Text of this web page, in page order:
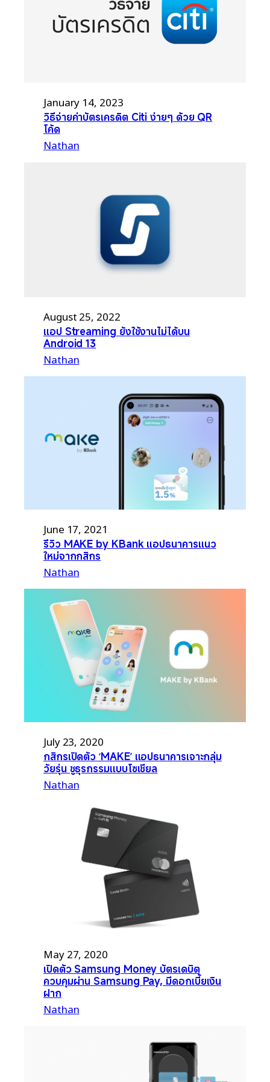
January 14, 2023
วิธีจ่ายค่าบัตรเครดิต Citi ง่ายๆ ด้วย QR
โค้ด
Nathan
August 25, 2022
แอป Streaming ยังใช้งานไม่ได้บน
Android 13
Nathan
June 17, 2021
รีวิว MAKE by KBank แอปธนาคารแนว
ใหม่จากกสิกร
Nathan
July 23, 2020
กสิกรเปิดตัว ‘MAKE’ แอปธนาคารเจาะกลุ่ม
วัยรุ่น ชูธุรกรรมแบบโซเชียล
Nathan
May 27, 2020
เปิดตัว Samsung Money บัตรเดบิต
ควบคุมผ่าน Samsung Pay, มีดอกเบี้ยเงิน
ฝาก
Nathan